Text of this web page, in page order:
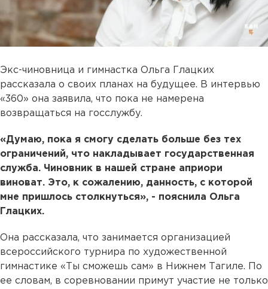
Экс-чиновница и гимнастка Ольга Глацких
рассказала о своих планах на будущее. В интервью
«360» она заявила, что пока не намерена
возвращаться на госслужбу.
«Думаю, пока я смогу сделать больше без тех
ограничений, что накладывает государственная
служба. Чиновник в нашей стране априори
виноват. Это, к сожалению, данность, с которой
мне пришлось столкнуться», - пояснила Ольга
Глацких.
Она рассказала, что занимается организацией
всероссийского турнира по художественной
гимнастике «Ты сможешь сам» в Нижнем Тагиле. По
ее словам, в соревновании примут участие не только